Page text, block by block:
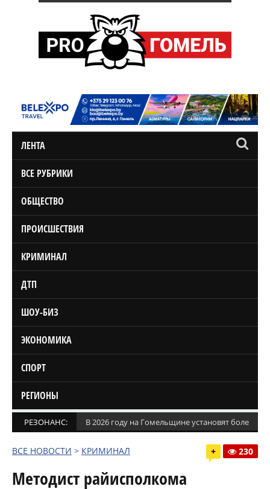
ЛЕНТА
ВСЕ РУБРИКИ
ОБЩЕСТВО
ПРОИСШЕСТВИЯ
КРИМИНАЛ
ДТП
ШОУ-БИЗ
ЭКОНОМИКА
СПОРТ
РЕГИОНЫ
РЕЗОНАНС: В 2026 году на Гомельщине установят более
ВСЕ НОВОСТИ > КРИМИНАЛ + 230
Методист райисполкома